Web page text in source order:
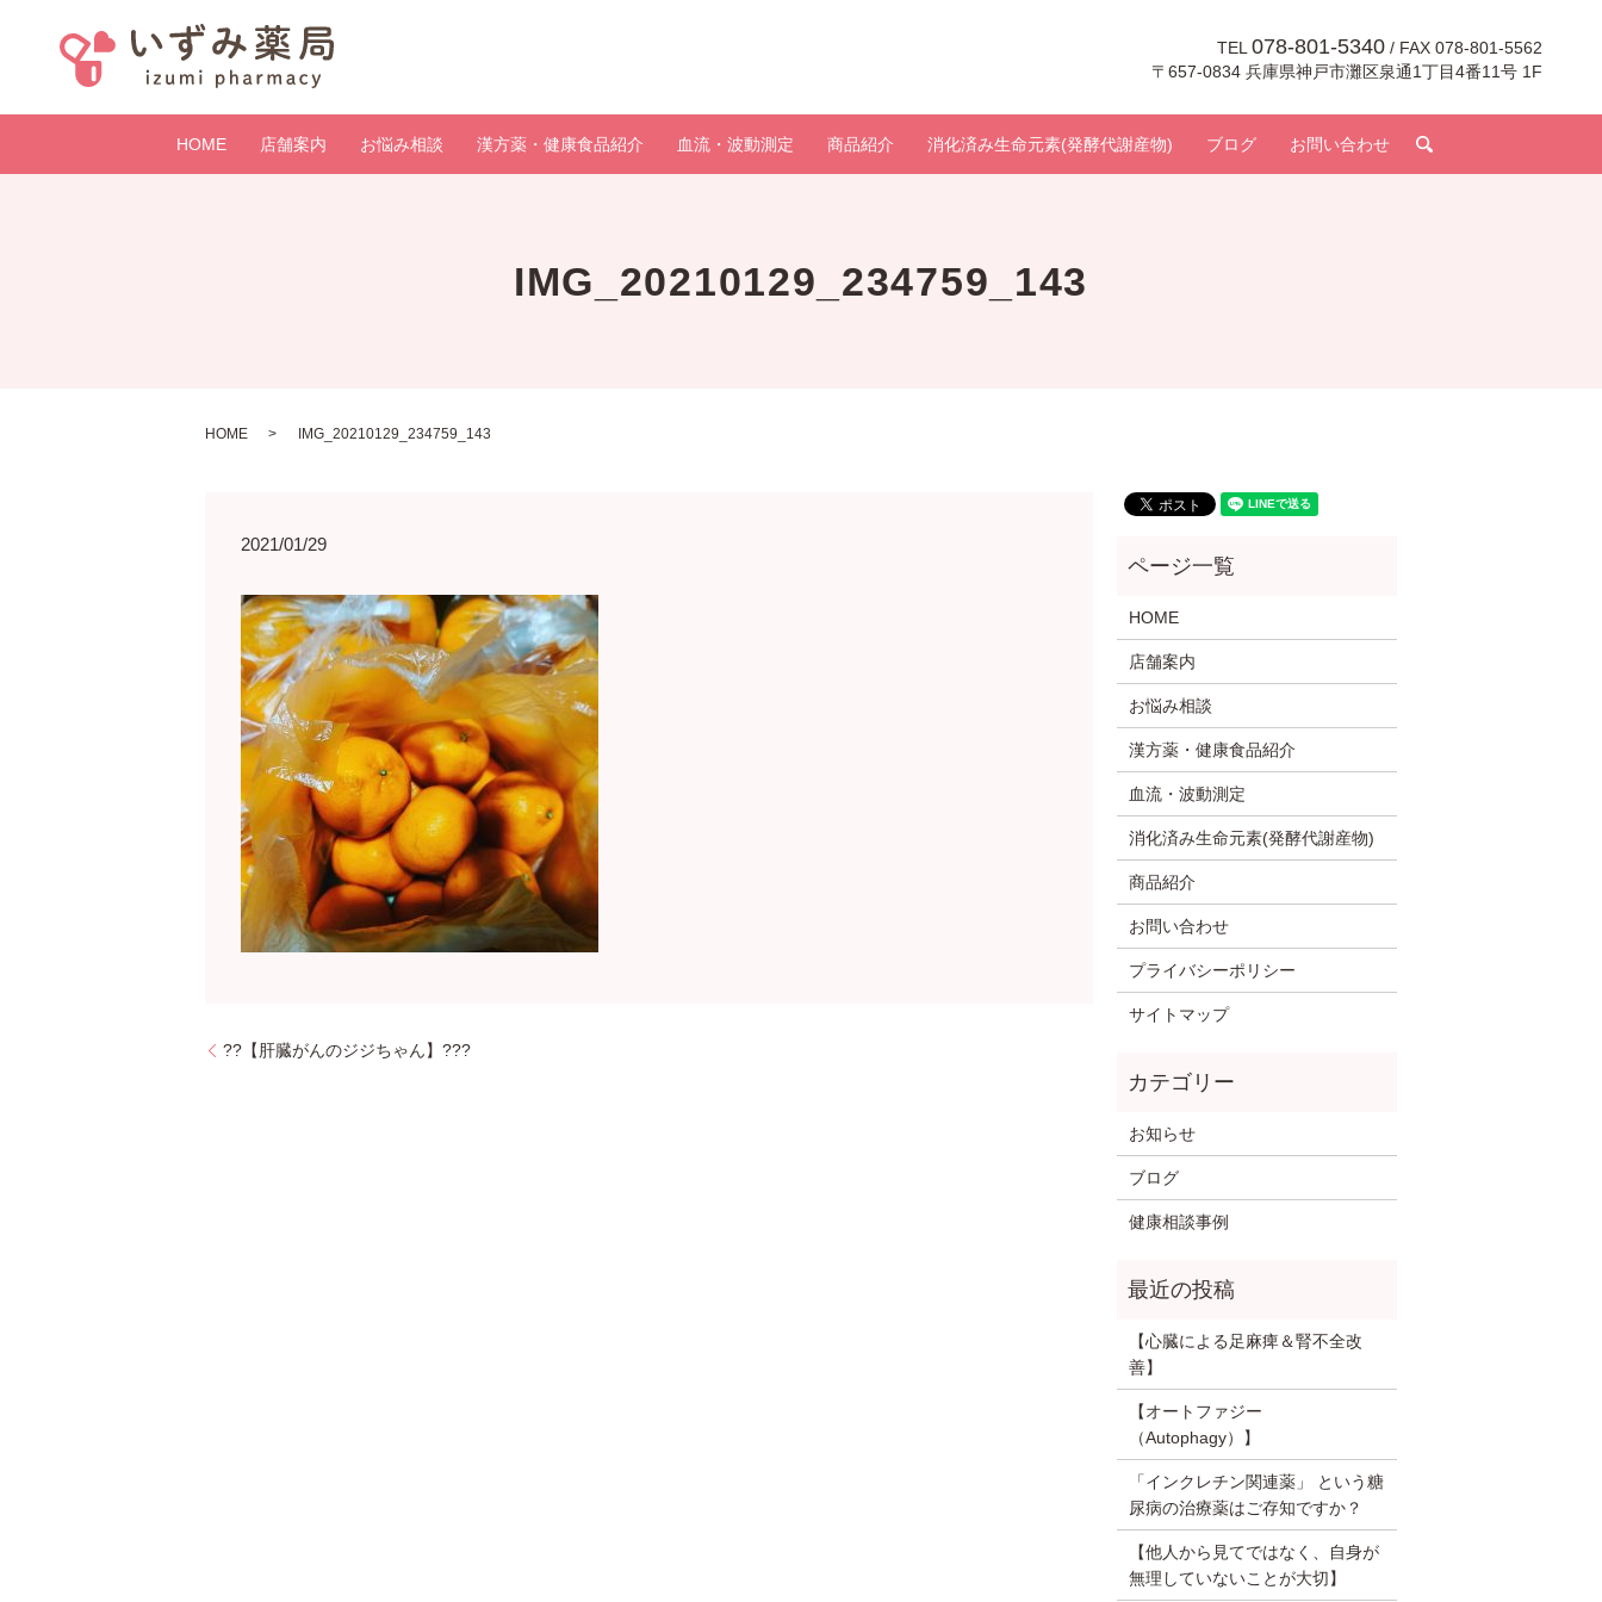
TEL 078-801-5340 / FAX 078-801-5562
〒657-0834 兵庫県神戸市灘区泉通1丁目4番11号 1F
HOME 店舗案内 お悩み相談 漢方薬・健康食品紹介 血流・波動測定 商品紹介 消化済み生命元素(発酵代謝産物) ブログ お問い合わせ
IMG_20210129_234759_143
HOME IMG_20210129_234759_143
2021/01/29
??【肝臓がんのジジちゃん】???
HOME
店舗案内
お悩み相談
漢方薬・健康食品紹介
血流・波動測定
消化済み生命元素(発酵代謝産物)
商品紹介
お問い合わせ
プライバシーポリシー
サイトマップ
お知らせ
ブログ
健康相談事例
【心臓による足麻痺＆腎不全改
善】
【オートファジー
（Autophagy）】
「インクレチン関連薬」 という糖
尿病の治療薬はご存知ですか？
【他人から見てではなく、自身が
無理していないことが大切】